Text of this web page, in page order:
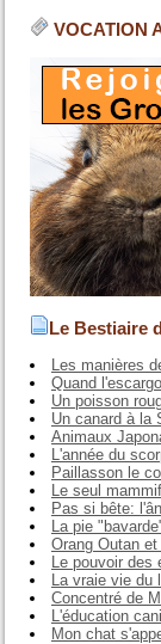
VOCATION
Le Bestiaire
Les manières
Quand
Un poisson
Un canard à la
Animaux
L'année du
Paillasson le
Le seul
Pas si bête:
La pie
Orang Outan
Le pouvoir des
La vraie vie du
Concentré de
L'éducation
Mon chat